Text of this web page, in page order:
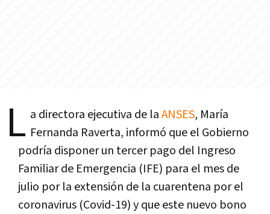
L a directora ejecutiva de laANSES, María
Fernanda Raverta, informó que el Gobierno
podría disponer un tercer pago del Ingreso
Familiar de Emergencia (IFE) para el mes de
julio por la extensión de la cuarentena por el
coronavirus (Covid-19) y que este nuevo bono